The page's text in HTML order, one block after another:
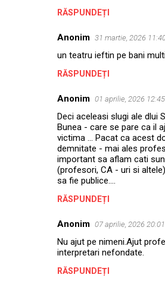
RĂSPUNDEȚI
Anonim 31 martie, 2026
un teatru ieftin pe bani
RĂSPUNDEȚI
Anonim 01 aprilie, 2026 12:45
Deci aceleasi slugi ale dlui
Bunea - care se pare ca il
victima … Pacat ca acest
demnitate - mai ales
important sa aflam cati
(profesori, CA - uri si
sa fie publice….
RĂSPUNDEȚI
Anonim 07 aprilie, 2026 20:01
Nu ajut pe nimeni.Ajut
interpretari nefondate.
RĂSPUNDEȚI